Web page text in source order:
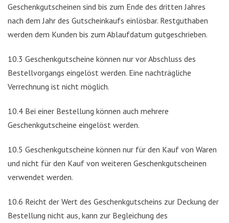
Geschenkgutscheinen sind bis zum Ende des dritten Jahres
nach dem Jahr des Gutscheinkaufs einlösbar. Restguthaben
werden dem Kunden bis zum Ablaufdatum gutgeschrieben.
10.3 Geschenkgutscheine können nur vor Abschluss des
Bestellvorgangs eingelöst werden. Eine nachträgliche
Verrechnung ist nicht möglich.
10.4 Bei einer Bestellung können auch mehrere
Geschenkgutscheine eingelöst werden.
10.5 Geschenkgutscheine können nur für den Kauf von Waren
und nicht für den Kauf von weiteren Geschenkgutscheinen
verwendet werden.
10.6 Reicht der Wert des Geschenkgutscheins zur Deckung der
Bestellung nicht aus, kann zur Begleichung des